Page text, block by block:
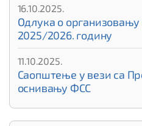
16.10.2025.
Одлука о
2025/2026. годину
11.10.2025.
Саопштење у вези са
оснивању ФСС